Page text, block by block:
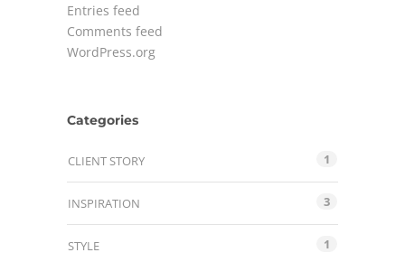
Entries feed
Comments feed
WordPress.org
Categories
CLIENT STORY 1
INSPIRATION 3
STYLE 1